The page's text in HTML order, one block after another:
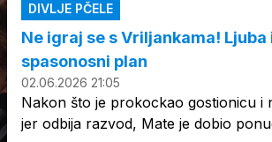
DIVLJE PČELE
Ne igraj se s Vriljankama!
spasonosni plan
02.06.2026 21:05
Nakon što je prokockao gostionicu i
jer odbija razvod, Mate je dobio